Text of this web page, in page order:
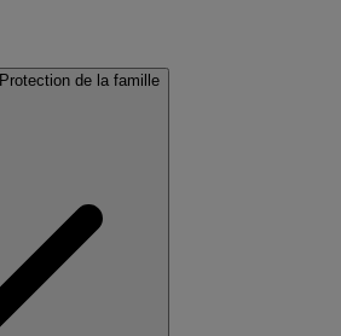
Protection de la famille